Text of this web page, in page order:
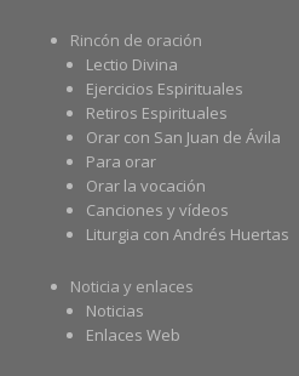
Rincón de oración
Lectio Divina
Ejercicios Espirituales
Retiros Espirituales
Orar con San Juan de Ávila
Para orar
Orar la vocación
Canciones y vídeos
Liturgia con Andrés Huertas
Noticia y enlaces
Noticias
Enlaces Web